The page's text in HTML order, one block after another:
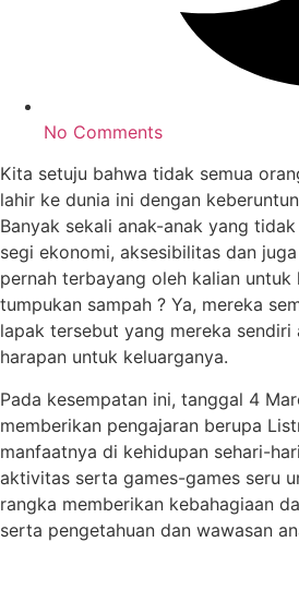
No Comments
Kita setuju bahwa tidak semua
lahir ke dunia ini dengan
Banyak sekali anak-anak yang
segi ekonomi, aksesibilitas dan
pernah terbayang oleh kalian
tumpukan sampah ? Ya, mereka
lapak tersebut yang mereka sendiri
harapan untuk keluarganya.
Pada kesempatan ini, tanggal 4
memberikan pengajaran berupa
manfaatnya di kehidupan sehari-
aktivitas serta games-games seru
rangka memberikan kebahagiaan
serta pengetahuan dan wawasan